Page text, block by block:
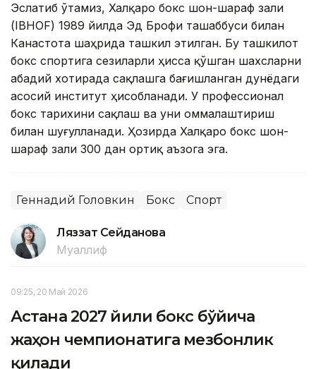
Эслатиб ўтамиз, Халқаро бокс шон-шараф зали
(IBHOF) 1989 йилда Эд Брофи ташаббуси билан
Канастота шаҳрида ташкил этилган. Бу ташкилот
бокс спортига сезиларли ҳисса қўшган шахсларни
абадий хотирада сақлашга бағишланган дунёдаги
асосий институт ҳисобланади. У профессионал
бокс тарихини сақлаш ва уни оммалаштириш
билан шуғулланади. Ҳозирда Халқаро бокс шон-
шараф зали 300 дан ортиқ аъзога эга.
Геннадий Головкин Бокс Спорт
Ляззат Сейданова
Муаллиф
09:25, 20 Май 2026
Астана 2027 йили бокс бўйича
жаҳон чемпионатига мезбонлик
қилади